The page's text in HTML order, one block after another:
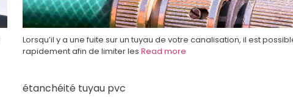
Lorsqu’il y a une fuite sur un tuyau de votre canalisation, il est
rapidement afin de limiter les Read more
étanchéité tuyau pvc